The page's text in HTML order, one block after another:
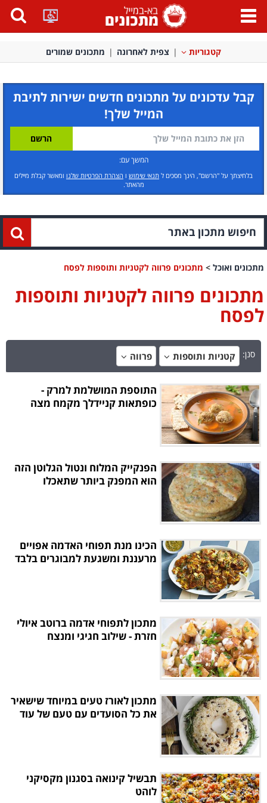
פתח
תפריט
קטגוריות צפית לאחרונה מתכונים שמורים
קבל עדכונים על מתכונים חדשים ישירות לתיבת
המייל שלך!
המשך עם:
בלחיצתך על "הרשם", הינך מסכים ל תנאי שימוש ו הצהרת הפרטיות שלנו ומאשר קבלת מיילים
מהאתר.
מתכונים ואוכל > מתכונים פרווה לקטניות ותוספות לפסח
מתכונים פרווה לקטניות ותוספות
לפסח
סנן: קטניות ותוספות פרווה
התוספת המושלמת למרק -
כופתאות קניידלך מקמח מצה
הפנקייק המלוח ונטול הגלוטן הזה
הוא המפנק ביותר שתאכלו
הכינו מנת תפוחי האדמה אפויים
מרעננת ומשגעת למבוגרים בלבד
מתכון לתפוחי אדמה ברוטב איולי
חזרת - שילוב חגיגי ומנצח
מתכון לאורז טעים במיוחד שישאיר
את כל הסועדים עם טעם של עוד
תבשיל קינואה בסגנון מקסיקני
לוהט